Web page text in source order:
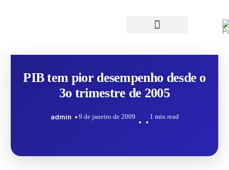
PIB tem pior desempenho desde o
3o trimestre de 2005
admin 9 de janeiro de 2009 1 min read